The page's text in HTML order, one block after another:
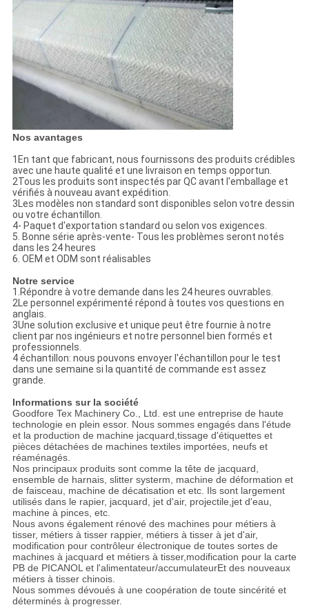
Nos avantages
1En tant que fabricant, nous fournissons des produits crédibles
avec une haute qualité et une livraison en temps opportun.
2Tous les produits sont inspectés par QC avant l'emballage et
vérifiés à nouveau avant expédition.
3Les modèles non standard sont disponibles selon votre dessin
ou votre échantillon.
4- Paquet d'exportation standard ou selon vos exigences.
5. Bonne série après-vente- Tous les problèmes seront notés
dans les 24 heures
6. OEM et ODM sont réalisables
Notre service
1.Répondre à votre demande dans les 24 heures ouvrables.
2Le personnel expérimenté répond à toutes vos questions en
anglais.
3Une solution exclusive et unique peut être fournie à notre
client par nos ingénieurs et notre personnel bien formés et
professionnels.
4 échantillon: nous pouvons envoyer l'échantillon pour le test
dans une semaine si la quantité de commande est assez
grande.
Informations sur la société
Goodfore Tex Machinery Co., Ltd. est une entreprise de haute
technologie en plein essor. Nous sommes engagés dans l'étude
et la production de machine jacquard,tissage d'étiquettes et
pièces détachées de machines textiles importées, neufs et
réaménagés.
Nos principaux produits sont comme la tête de jacquard,
ensemble de harnais, slitter systerm, machine de déformation et
de faisceau, machine de décatisation et etc. Ils sont largement
utilisés dans le rapier, jacquard, jet d'air, projectile,jet d'eau,
machine à pinces, etc.
Nous avons également rénové des machines pour métiers à
tisser, métiers à tisser rappier, métiers à tisser à jet d'air,
modification pour contrôleur électronique de toutes sortes de
machines à jacquard et métiers à tisser,modification pour la carte
PB de PICANOL et l'alimentateur/accumulateurEt des nouveaux
métiers à tisser chinois.
Nous sommes dévoués à une coopération de toute sincérité et
déterminés à progresser.